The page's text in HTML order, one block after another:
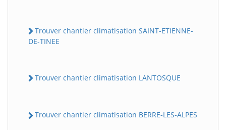
Trouver chantier climatisation SAINT-ETIENNE-
DE-TINEE
Trouver chantier climatisation LANTOSQUE
Trouver chantier climatisation BERRE-LES-ALPES